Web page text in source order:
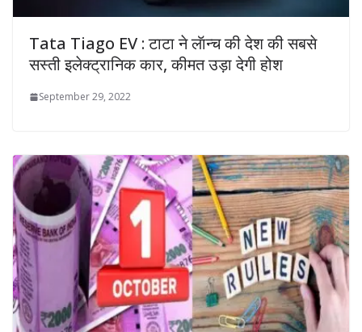
Tata Tiago EV : टाटा ने लॅान्च की देश की सबसे
सस्ती इलेक्ट्रानिक कार, कीमत उड़ा देगी होश
September 29, 2022